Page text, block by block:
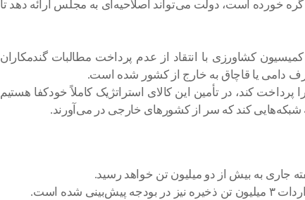
گره خورده است، دولت می‌تواند اصلاحیه‌ای به مجلس ارائه دهد تا
کشاورزی با انتقاد از عدم پرداخت مطالبات گندمکاران
کند، در تأمین این کالای استراتژیک کاملاً خودکفا هستیم
شبکه‌هایی کند که سر از کشورهای خارجی در می‌آورند.